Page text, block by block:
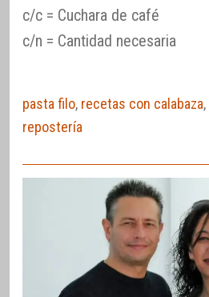
c/c = Cuchara de café
c/n = Cantidad necesaria
pasta filo, recetas con calabaza,
repostería